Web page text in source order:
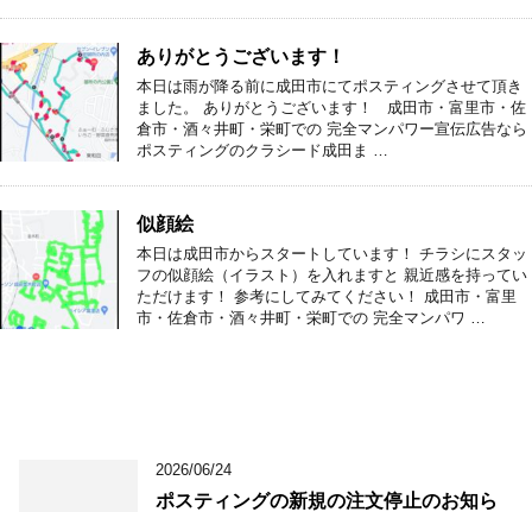
ありがとうございます！
本日は雨が降る前に成田市にてポスティングさせて頂き
ました。 ありがとうございます！ 成田市・富里市・佐
倉市・酒々井町・栄町での 完全マンパワー宣伝広告なら
ポスティングのクラシード成田ま …
似顔絵
本日は成田市からスタートしています！ チラシにスタッ
フの似顔絵（イラスト）を入れますと 親近感を持ってい
ただけます！ 参考にしてみてください！ 成田市・富里
市・佐倉市・酒々井町・栄町での 完全マンパワ …
2026/06/24
ポスティングの新規の注文停止のお知ら